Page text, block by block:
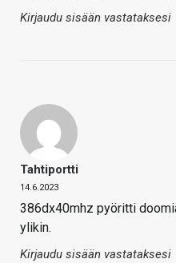
Kirjaudu sisään vastataksesi
Tahtiportti
14.6.2023
386dx40mhz pyöritti
ylikin.
Kirjaudu sisään vastataksesi